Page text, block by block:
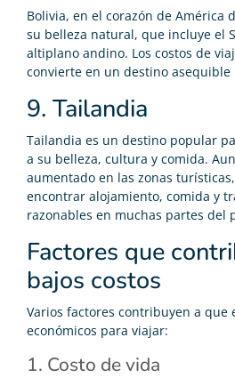
Bolivia, en el corazón de América
su belleza natural, que incluye el
altiplano andino. Los costos de
convierte en un destino asequible
9. Tailandia
Tailandia es un destino popular
a su belleza, cultura y comida.
aumentado en las zonas
encontrar alojamiento, comida y
razonables en muchas partes del
Factores que
bajos costos
Varios factores contribuyen a que
económicos para viajar:
1. Costo de vida